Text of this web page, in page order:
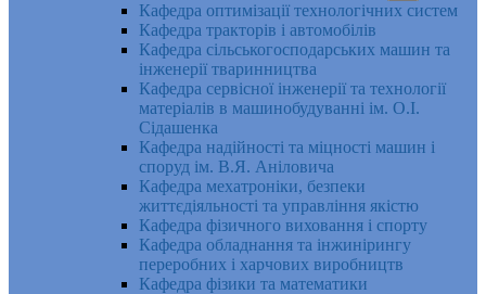
Кафедра оптимізації технологічних систем
Кафедра тракторів і автомобілів
Кафедра сільськогосподарських машин та
інженерії тваринництва
Кафедра cервісної інженерії та технології
матеріалів в машинобудуванні ім. О.І.
Сідашенка
Кафедра надійності та міцності машин і
споруд ім. В.Я. Аніловича
Кафедра мехатроніки, безпеки
життєдіяльності та управління якістю
Кафедра фізичного виховання і спорту
Кафедра обладнання та інжинірингу
переробних і харчових виробництв
Кафедра фізики та математики